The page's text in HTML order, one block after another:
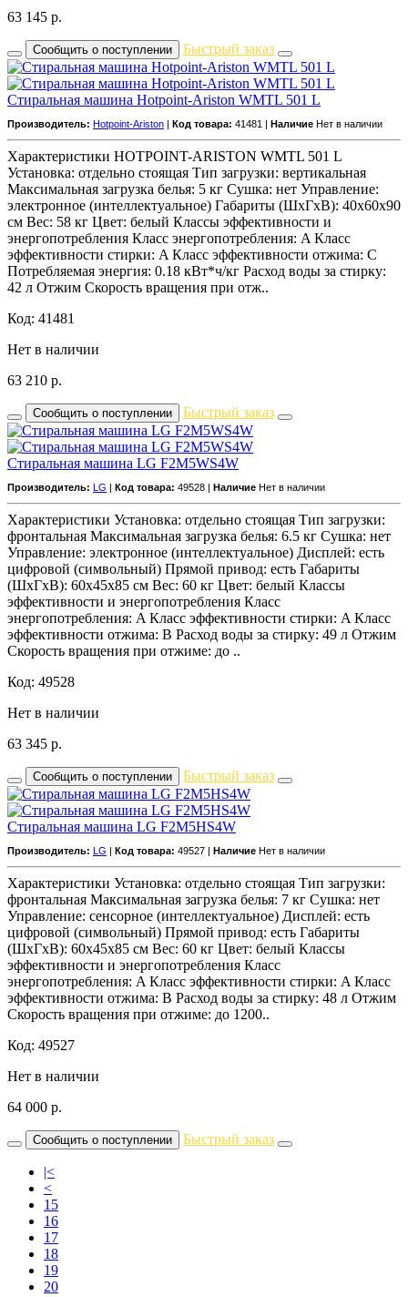
63 145 р.
Сообщить о поступлении Быстрый заказ
Стиральная машина Hotpoint-Ariston WMTL 501 L
Производитель: Hotpoint-Ariston Код товара: 41481 | Наличие Нет в наличии
Характеристики HOTPOINT-ARISTON WMTL 501 L
Установка: отдельно стоящая Тип загрузки: вертикальная
Максимальная загрузка белья: 5 кг Сушка: нет Управление:
электронное (интеллектуальное) Габариты (ШxГxВ): 40x60x90
см Вес: 58 кг Цвет: белый Классы эффективности и
энергопотребления Класс энергопотребления: A Класс
эффективности стирки: A Класс эффективности отжима: C
Потребляемая энергия: 0.18 кВт*ч/кг Расход воды за стирку:
42 л Отжим Скорость вращения при отж..
Код: 41481
Нет в наличии
63 210 р.
Сообщить о поступлении Быстрый заказ
Стиральная машина LG F2M5WS4W
Производитель: LG Код товара: 49528 | Наличие Нет в наличии
Характеристики Установка: отдельно стоящая Тип загрузки:
фронтальная Максимальная загрузка белья: 6.5 кг Сушка: нет
Управление: электронное (интеллектуальное) Дисплей: есть
цифровой (символьный) Прямой привод: есть Габариты
(ШxГxВ): 60x45x85 см Вес: 60 кг Цвет: белый Классы
эффективности и энергопотребления Класс
энергопотребления: A Класс эффективности стирки: A Класс
эффективности отжима: B Расход воды за стирку: 49 л Отжим
Скорость вращения при отжиме: до ..
Код: 49528
Нет в наличии
63 345 р.
Сообщить о поступлении Быстрый заказ
Стиральная машина LG F2M5HS4W
Производитель: LG Код товара: 49527 | Наличие Нет в наличии
Характеристики Установка: отдельно стоящая Тип загрузки:
фронтальная Максимальная загрузка белья: 7 кг Сушка: нет
Управление: сенсорное (интеллектуальное) Дисплей: есть
цифровой (символьный) Прямой привод: есть Габариты
(ШxГxВ): 60x45x85 см Вес: 60 кг Цвет: белый Классы
эффективности и энергопотребления Класс
энергопотребления: A Класс эффективности стирки: A Класс
эффективности отжима: B Расход воды за стирку: 48 л Отжим
Скорость вращения при отжиме: до 1200..
Код: 49527
Нет в наличии
64 000 р.
Сообщить о поступлении Быстрый заказ
|<
<
15
16
17
18
19
20